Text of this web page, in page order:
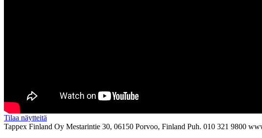
Tilaa näytteitä
Tappex Finland Oy Mestarintie 30, 06150 Porvoo, Finland Puh. 010 321 9800